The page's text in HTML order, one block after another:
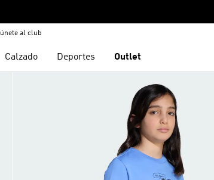
únete al club
Calzado Deportes Outlet